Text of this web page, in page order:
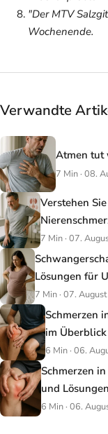
"Der MTV
Wochenende.
Verwandte
Atmen tut
7 Min · 08.
Verstehen
7 Min · 07.
Lösungen für
7 Min · 07.
Schmerzen
im Überblick
6 Min · 06.
Schmerzen
und
6 Min · 06.